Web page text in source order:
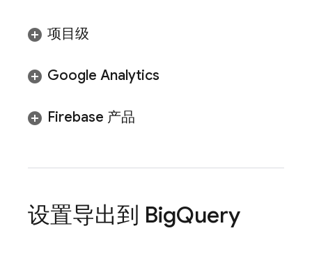
项目级
Google Analytics
Firebase 产品
设置导出到 BigQuery